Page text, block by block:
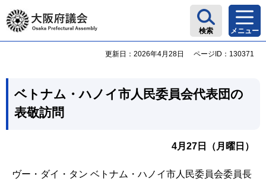
大阪府議会
検索 メニュー
更新日：2026年4月28日 ページID：130371
ベトナム・ハノイ市人民委員会代表団の
表敬訪問
4月27日（月曜日）
ヴー・ダイ・タン ベトナム・ハノイ市人民委員会委員長